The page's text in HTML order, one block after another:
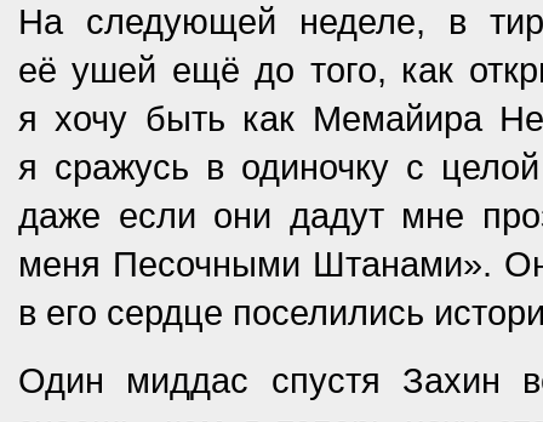
На следующей неделе, в
её ушей ещё до того, как
я хочу быть как Мемайира
я сражусь в одиночку с
даже если они дадут мне
меня Песочными Штанами».
в его сердце поселились
Один миддас спустя Захин